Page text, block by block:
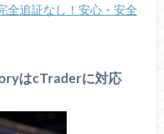
全追証なし！安心・安全
はcTraderに対応